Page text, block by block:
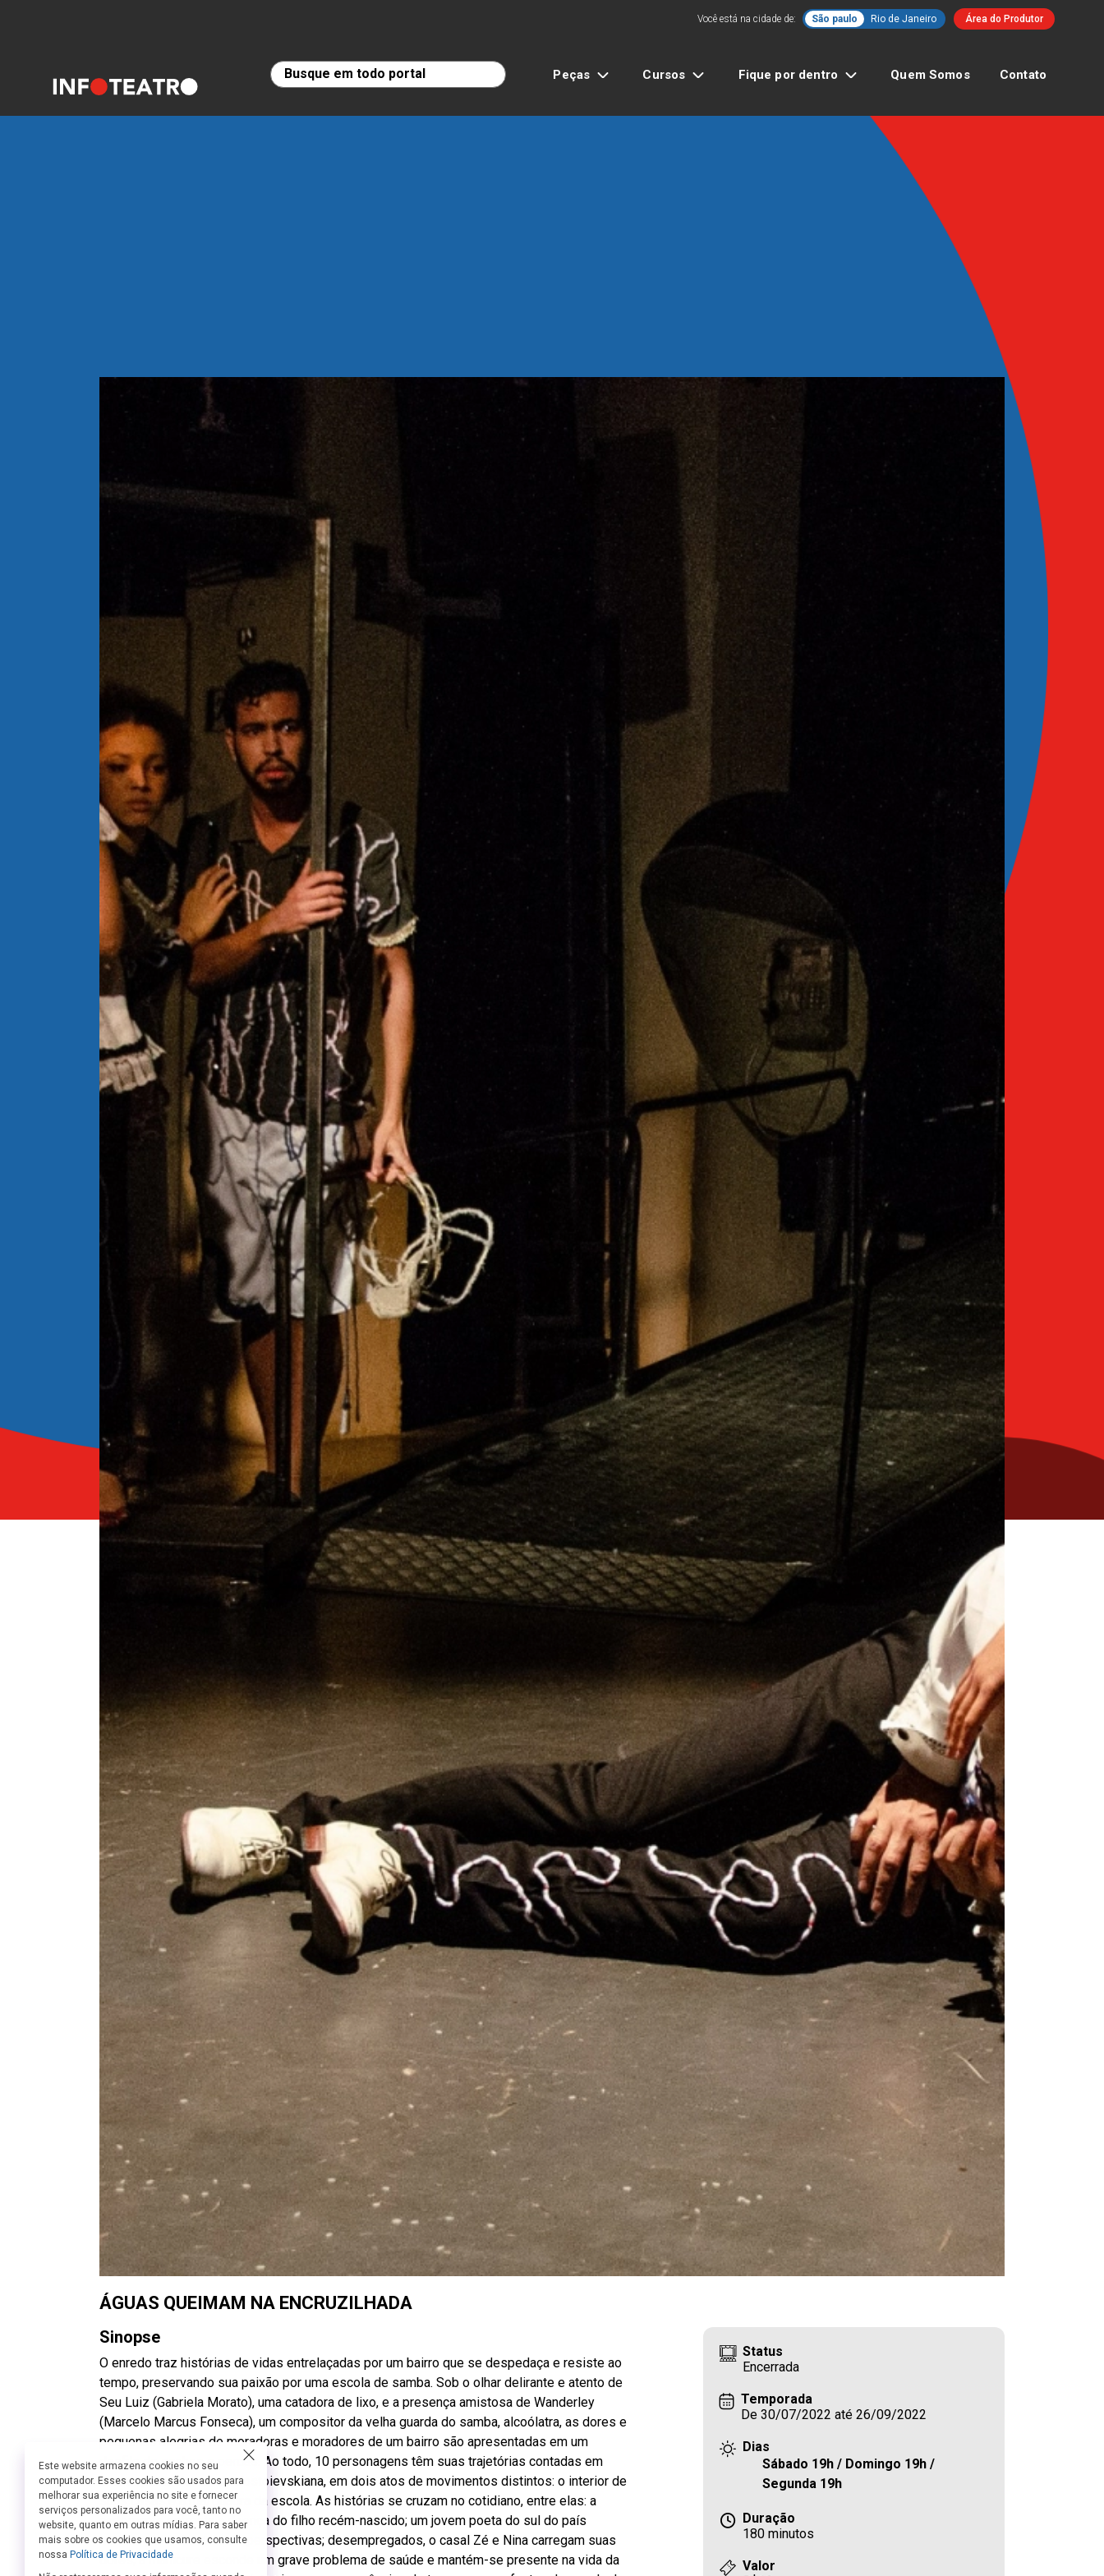
Você está na cidade de: São paulo Rio de Janeiro Área do Produtor
Peças Cursos Fique por dentro Quem Somos Contato
ÁGUAS QUEIMAM NA ENCRUZILHADA
Sinopse
O enredo traz histórias de vidas entrelaçadas por um bairro que se despedaça e resiste ao
tempo, preservando sua paixão por uma escola de samba. Sob o olhar delirante e atento de
Seu Luiz (Gabriela Morato), uma catadora de lixo, e a presença amistosa de Wanderley
(Marcelo Marcus Fonseca), um compositor da velha guarda do samba, alcoólatra, as dores e
pequenas alegrias de moradoras e moradores de um bairro são apresentadas em um
desfile de sonhos e perdas. Ao todo, 10 personagens têm suas trajetórias contadas em
uma espécie de novela dostoievskiana, em dois atos de movimentos distintos: o interior de
suas casas e a rua/quadra da escola. As histórias se cruzam no cotidiano, entre elas: a
cartomante enfrenta a doença do filho recém-nascido; um jovem poeta do sul do país
transita pelos bares sem perspectivas; desempregados, o casal Zé e Nina carregam suas
dores; a manicure esconde um grave problema de saúde e mantém-se presente na vida da
Status
Encerrada
Temporada
De 30/07/2022 até 26/09/2022
Dias
Sábado 19h / Domingo 19h /
Segunda 19h
Duração
180 minutos
Valor
Este website armazena cookies no seu
computador. Esses cookies são usados para
melhorar sua experiência no site e fornecer
serviços personalizados para você, tanto no
website, quanto em outras mídias. Para saber
mais sobre os cookies que usamos, consulte
nossa Política de Privacidade